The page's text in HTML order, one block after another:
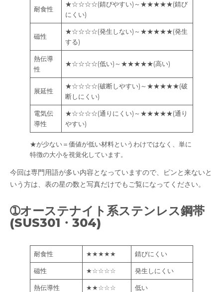
耐食性
★☆☆☆☆(錆びやすい)～★★★★★(錆び
にくい)
磁性
★☆☆☆☆(発生しない)～★★★★★(発生
する)
熱伝導
性
★☆☆☆☆(低い)～★★★★★(高い)
展延性
★☆☆☆☆(破断しやすい)～★★★★★(破
断しにくい)
電気伝
導性
★☆☆☆☆(通りにくい)～★★★★★(通り
やすい)
★が少ない＝価値が低い材料というわけではなく、単に
特徴の大小を視覚化しています。
今回は専門用語が多い内容となっていますので、ピンと来ないと
いう方は、表の星の数と写真だけでもご覧になってください。
➀オーステナイト系ステンレス鋼帯
(SUS301・304)
耐食性 ★★★★★ 錆びにくい
磁性 ★☆☆☆☆ 発生しにくい
熱伝導性 ★★☆☆☆ 低い